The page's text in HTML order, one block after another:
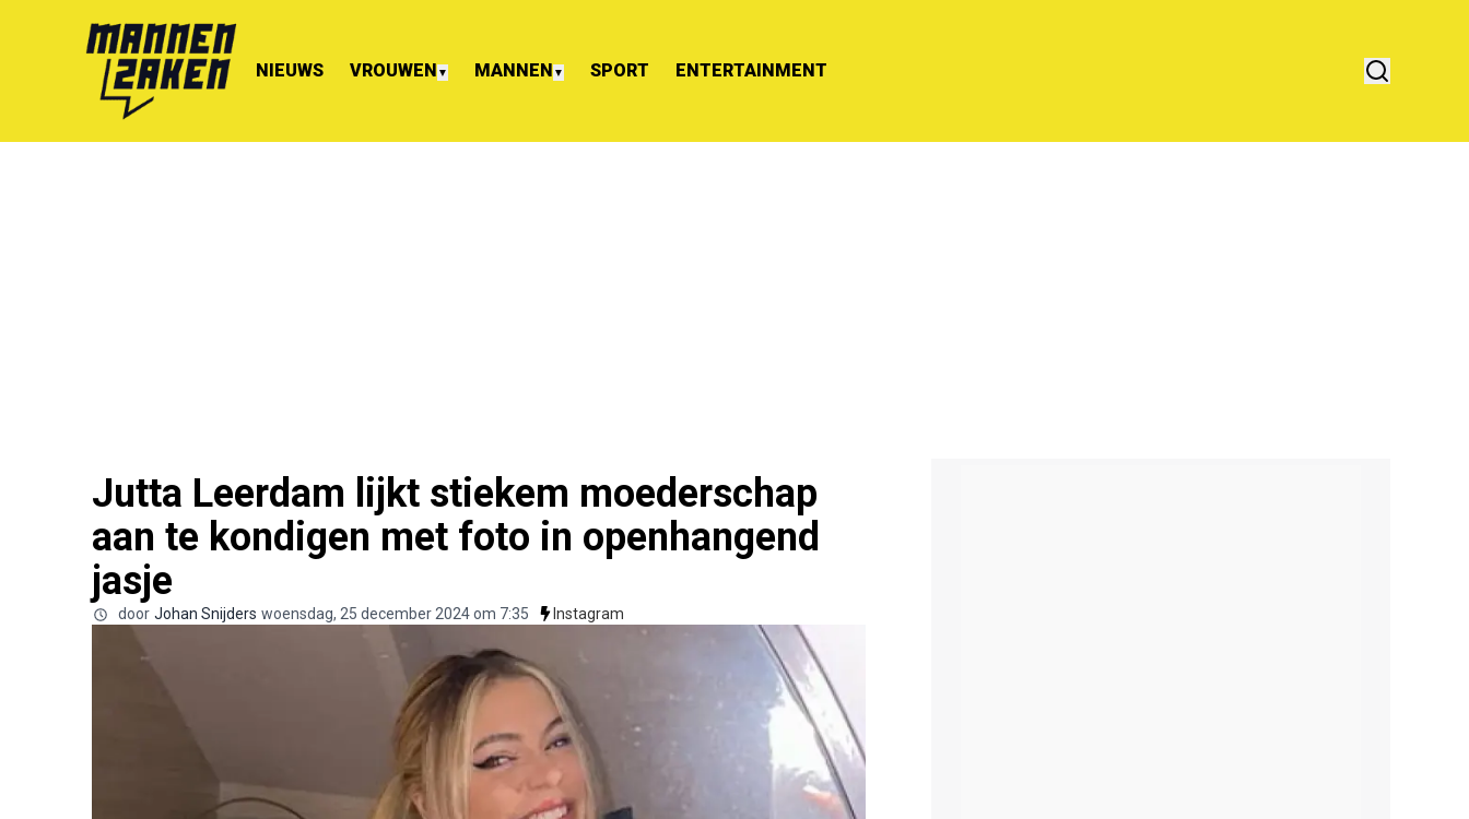
NIEUWS VROUWEN ▼ MANNEN ▼ SPORT ENTERTAINMENT
Jutta Leerdam lijkt stiekem moederschap
aan te kondigen met foto in openhangend
jasje
door Johan Snijders woensdag, 25 december 2024 om 7:35 Instagram